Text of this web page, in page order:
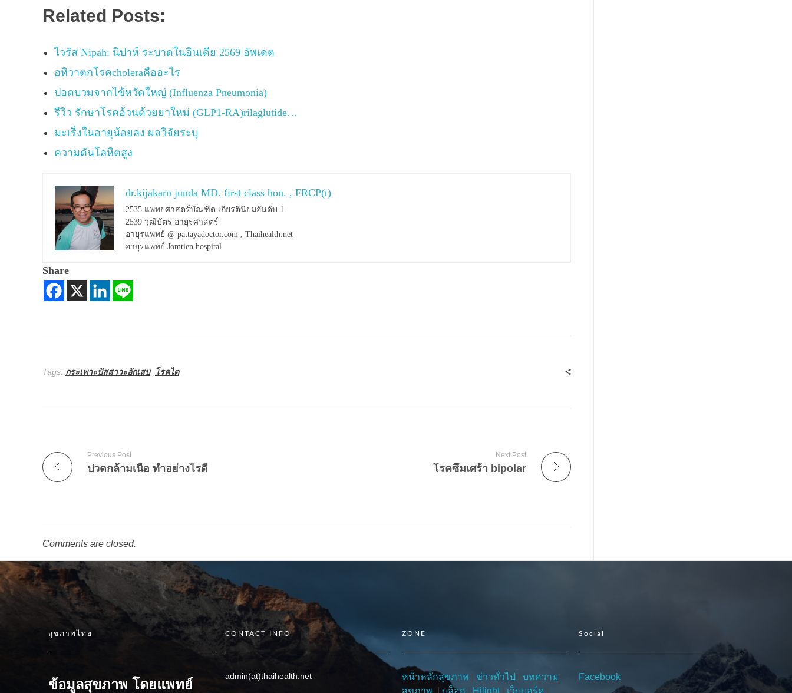
Related Posts:
ไวรัส Nipah: นิปาห์ ระบาดในอินเดีย 2569 อัพเดต
อหิวาตกโรคcholeraคืออะไร
ปอดบวมจากไข้หวัดใหญ่ (Influenza Pneumonia)
รีวิว รักษาโรคอ้วนด้วยยาใหม่ (GLP1-RA)rilaglutide…
มะเร็งในอายุน้อยลง ผลวิจัยระบุ
ความดันโลหิตสูง
dr.kijakarn junda MD. first class hon. , FRCP(t)
2535 แพทยศาสตร์บัณฑิต เกียรตินิยมอันดับ 1
2539 วุฒิบัตร อายุรศาสตร์
อายุรแพทย์ @ pattayadoctor.com , Thaihealth.net
อายุรแพทย์ Jomtien hospital
Share
Tags: กระเพาะปัสสาวะอักเสบ, โรคไต
Previous Post
ปวดกล้ามเนื้อ ทำอย่างไรดี
Next Post
โรคซึมเศร้า bipolar
Comments are closed.
สุขภาพไทย
ข้อมูลสุขภาพ โดยแพทย์
CONTACT INFO
admin(at)thaihealth.net
ZONE
หน้าหลักสุขภาพ ข่าวทั่วไป
บทความ
สุขภาพ
บล็อก Hilight เว็บบอร์ด
Social
Facebook